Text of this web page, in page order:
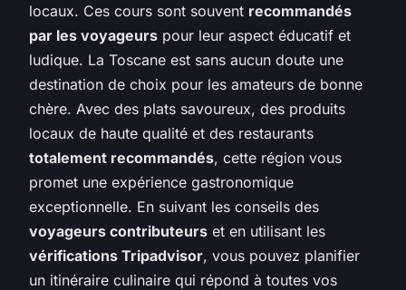
locaux. Ces cours sont souvent recommandés
par les voyageurs pour leur aspect éducatif et
ludique. La Toscane est sans aucun doute une
destination de choix pour les amateurs de bonne
chère. Avec des plats savoureux, des produits
locaux de haute qualité et des restaurants
totalement recommandés, cette région vous
promet une expérience gastronomique
exceptionnelle. En suivant les conseils des
voyageurs contributeurs et en utilisant les
vérifications Tripadvisor, vous pouvez planifier
un itinéraire culinaire qui répond à toutes vos